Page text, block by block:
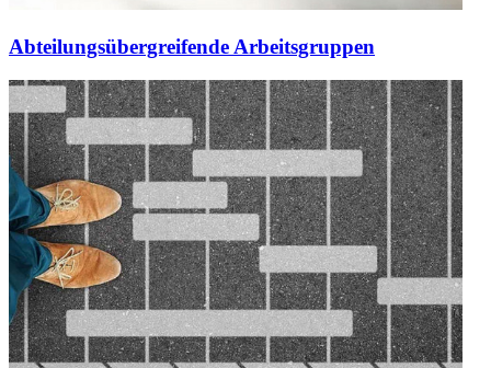
Abteilungsübergreifende Arbeitsgruppen